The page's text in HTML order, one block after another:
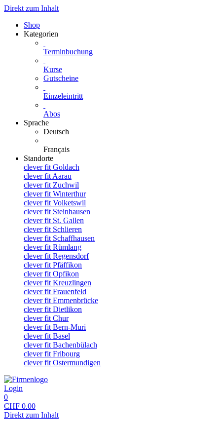
Direkt zum Inhalt
Shop
Kategorien
Terminbuchung
Kurse
Gutscheine
Einzeleintritt
Abos
Sprache
Deutsch
Français
Standorte
clever fit Goldach
clever fit Aarau
clever fit Zuchwil
clever fit Winterthur
clever fit Volketswil
clever fit Steinhausen
clever fit St. Gallen
clever fit Schlieren
clever fit Schaffhausen
clever fit Rümlang
clever fit Regensdorf
clever fit Pfäffikon
clever fit Opfikon
clever fit Kreuzlingen
clever fit Frauenfeld
clever fit Emmenbrücke
clever fit Dietlikon
clever fit Chur
clever fit Bern-Muri
clever fit Basel
clever fit Bachenbülach
clever fit Fribourg
clever fit Ostermundigen
Login
0
CHF 0.00
Direkt zum Inhalt